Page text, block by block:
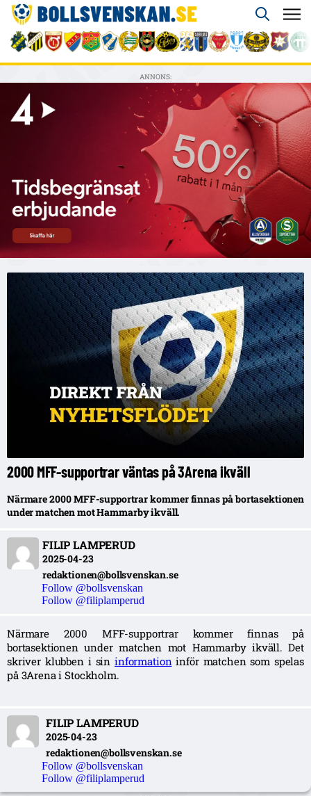
ANNONS:
2000 MFF-supportrar väntas på 3Arena ikväll
Närmare 2000 MFF-supportrar kommer finnas på bortasektionen
under matchen mot Hammarby ikväll.
FILIP LAMPERUD
2025-04-23
redaktionen@bollsvenskan.se
Follow @bollsvenskan
Follow @filiplamperud
Närmare 2000 MFF-supportrar kommer finnas på
bortasektionen under matchen mot Hammarby ikväll. Det
skriver klubben i sininformation inför matchen som spelas
på 3Arena i Stockholm.
FILIP LAMPERUD
2025-04-23
redaktionen@bollsvenskan.se
Follow @bollsvenskan
Follow @filiplamperud